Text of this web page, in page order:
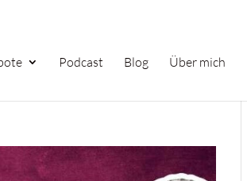
Podcast Blog Über mich